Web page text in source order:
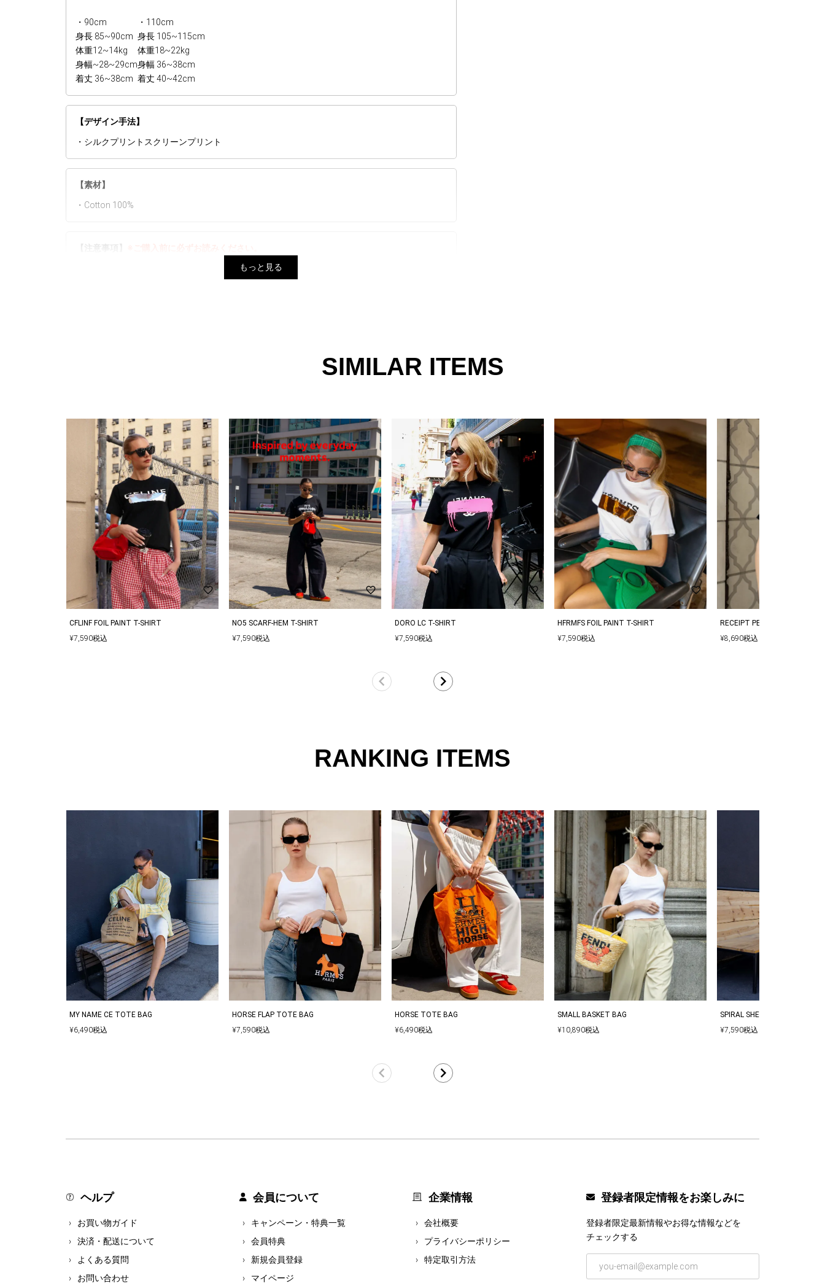
・90cm
身長 85~90cm
体重12~14kg
身幅~28~29cm
着丈 36~38cm
・110cm
身長 105~115cm
体重18~22kg
身幅 36~38cm
着丈 40~42cm
【デザイン手法】
・シルクプリントスクリーンプリント
【素材】
・Cotton 100%
▼予約商品と通常商品を同じカートでご注文の場合【最も遅い予定日にまとめての発送】となり
▼実物に近い色は、着用以外の色名が付いた画像が１番近い色になります。
▼サイズはスタッフが平置きでメジャー計測したものになります。商品により若干の誤差が生じ
る場合がございます。
▼ご購入の際に1回の決済で当店が定めている金額以上であれば送料無料となります。再度、別
決済でご購入する際は同梱は出来かねます。
▼多くのお客様からアクセスいただいておりますので、他のお客様と同じタイミングで商品をカ
ートに入れてしまった場合、ご注文頂いた商品が欠品となる場合もございます。
その場合は、在庫切れのお詫びメールとともに、欠品分の商品をキャンセルした内容にて商品を
手配させていただきます。
もっと見る
SIMILAR ITEMS
CFLINF FOIL PAINT T-SHIRT
¥7,590税込
NO5 SCARF-HEM T-SHIRT
¥7,590税込
DORO LC T-SHIRT
¥7,590税込
HFRMFS FOIL PAINT T-SHIRT
¥7,590税込
RECEIPT PERFUME T-SHIRT
¥8,690税込
RANKING ITEMS
MY NAME CE TOTE BAG
¥6,490税込
HORSE FLAP TOTE BAG
¥7,590税込
HORSE TOTE BAG
¥6,490税込
SMALL BASKET BAG
¥10,890税込
SPIRAL SHELL MOTIF FLAP
¥7,590税込
ヘルプ
お買い物ガイド
決済・配送について
よくある質問
お問い合わせ
会員について
キャンペーン・特典一覧
会員特典
新規会員登録
マイページ
企業情報
会社概要
プライバシーポリシー
特定取引方法
登録者限定情報をお楽しみに
登録者限定最新情報やお得な情報などを
チェックする